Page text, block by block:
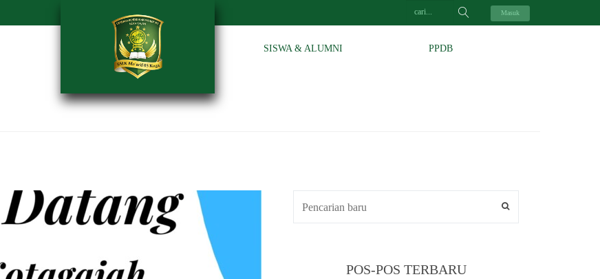
Masuk
SISWA & ALUMNI PPDB
POS-POS TERBARU